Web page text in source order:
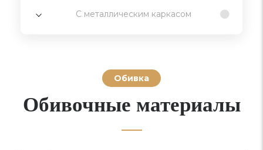
С металлическим каркасом
Обивка
Обивочные материалы